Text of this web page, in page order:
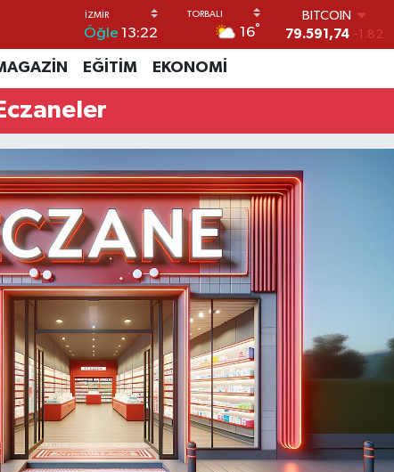
Öğle 13:22 16°
BITCOIN
79.591,74 -1.82
DOLAR
EURO
61,60380 0.18
6862,09000
EĞİTİM EKONOMİ